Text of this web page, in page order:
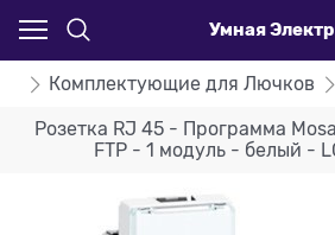
Умная
Комплектующие для Лючков
Розетка RJ 45 - Программа
FTP - 1 модуль - белый -